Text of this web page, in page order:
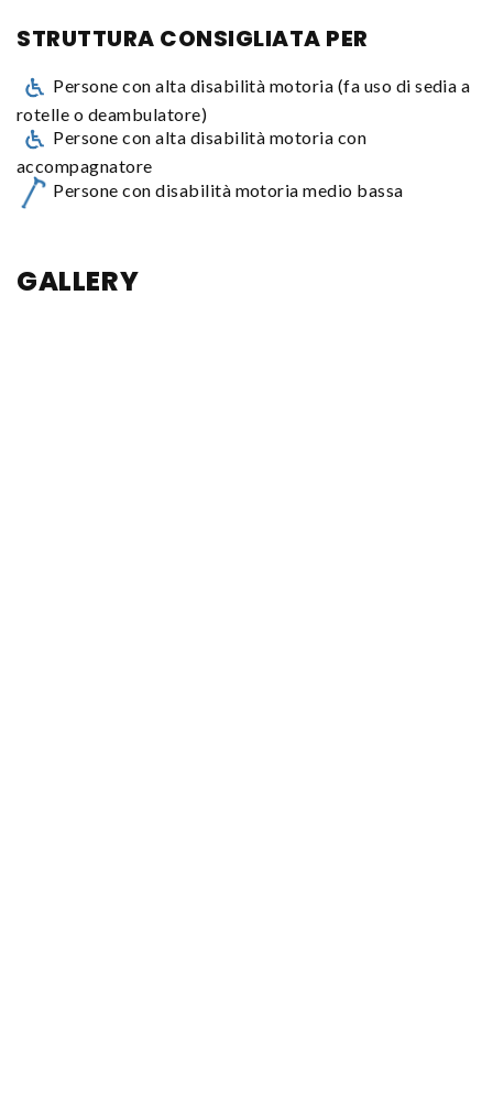
STRUTTURA CONSIGLIATA PER
Persone con alta disabilità motoria (fa uso di sedia a
rotelle o deambulatore)
Persone con alta disabilità motoria con
accompagnatore
Persone con disabilità motoria medio bassa
GALLERY